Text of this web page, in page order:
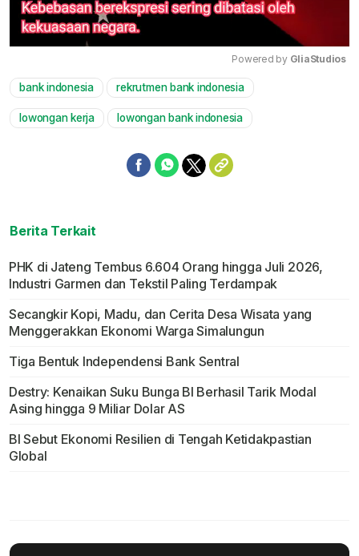
Powered by GliaStudios
bank indonesia rekrutmen bank indonesia
lowongan kerja lowongan bank indonesia
Berita Terkait
PHK di Jateng Tembus 6.604 Orang hingga Juli 2026,
Industri Garmen dan Tekstil Paling Terdampak
Secangkir Kopi, Madu, dan Cerita Desa Wisata yang
Menggerakkan Ekonomi Warga Simalungun
Tiga Bentuk Independensi Bank Sentral
Destry: Kenaikan Suku Bunga BI Berhasil Tarik Modal
Asing hingga 9 Miliar Dolar AS
BI Sebut Ekonomi Resilien di Tengah Ketidakpastian
Global